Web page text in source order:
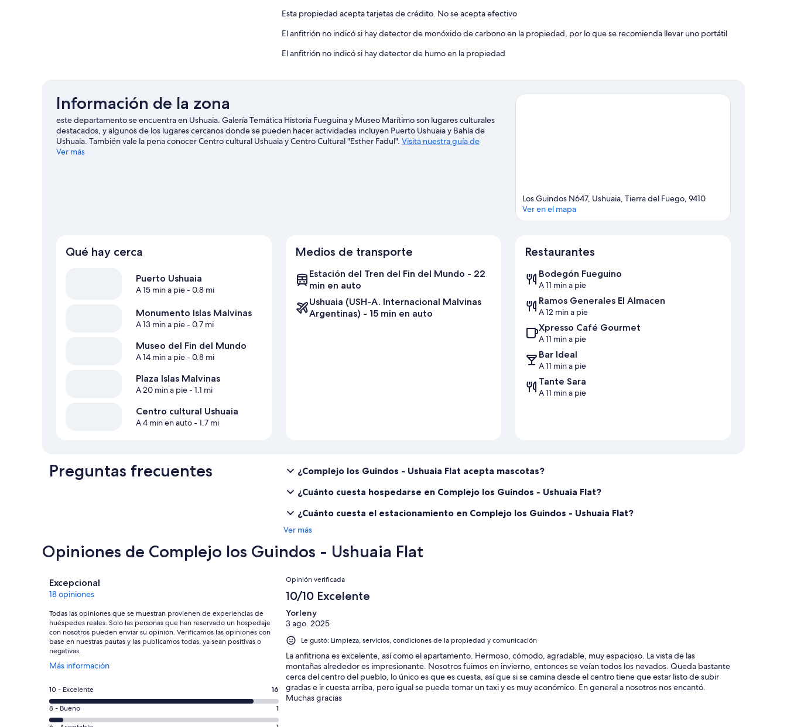
Esta propiedad acepta tarjetas de crédito. No se acepta efectivo
El anfitrión no indicó si hay detector de monóxido de carbono en la propiedad, por lo que se recomienda llevar uno portátil
El anfitrión no indicó si hay detector de humo en la propiedad
Información de la zona
este departamento se encuentra en Ushuaia. Galería Temática Historia Fueguina y Museo Marítimo son lugares culturales
destacados, y algunos de los lugares cercanos donde se pueden hacer actividades incluyen Puerto Ushuaia y Bahía de
Ushuaia. También vale la pena conocer Centro cultural Ushuaia y Centro Cultural "Esther Fadul". Visita nuestra guía de
Ushuaia
Ver más
Los Guindos N647, Ushuaia, Tierra del Fuego, 9410
Ver en el mapa
Qué hay cerca
Puerto Ushuaia
A 15 min a pie- 0.8 mi
Monumento Islas Malvinas
A 13 min a pie- 0.7 mi
Museo del Fin del Mundo
A 14 min a pie- 0.8 mi
Plaza Islas Malvinas
A 20 min a pie- 1.1 mi
Centro cultural Ushuaia
A 4 min en auto- 1.7 mi
Medios de transporte
Estación del Tren del Fin del Mundo - 22
min en auto
Ushuaia (USH-A. Internacional Malvinas
Argentinas) - 15 min en auto
Restaurantes
Bodegón Fueguino
A 11 min a pie
Ramos Generales El Almacen
A 12 min a pie
Xpresso Café Gourmet
A 11 min a pie
Bar Ideal
A 11 min a pie
Tante Sara
A 11 min a pie
Preguntas frecuentes
¿Complejo los Guindos - Ushuaia Flat acepta mascotas?
¿Cuánto cuesta hospedarse en Complejo los Guindos - Ushuaia Flat?
¿Cuánto cuesta el estacionamiento en Complejo los Guindos - Ushuaia Flat?
Ver más
Opiniones de Complejo los Guindos - Ushuaia Flat
Opiniones
Excepcional
18 opiniones
Todas las opiniones que se muestran provienen de experiencias de
huéspedes reales. Solo las personas que han reservado un hospedaje
con nosotros pueden enviar su opinión. Verificamos las opiniones con
base en nuestras pautas y las publicamos todas, ya sean positivas o
negativas.
Más información
Se
en
una
nueva
ventana
Puntuación
de
10,
10 - Excelente 16
Puntuación
de
8 - Bueno 1
Opiniones
Opinión verificada
10/10 Excelente
Yorleny
3 ago. 2025
Le gustó: Limpieza, servicios, condiciones de la propiedad y comunicación
La anfitriona es excelente, así como el apartamento. Hermoso, cómodo, agradable, muy espacioso. La vista de las
montañas alrededor es impresionante. Nosotros fuimos en invierno, entonces se veían todos los nevados. Queda bastante
cerca del centro del pueblo, lo único es que es cuesta, así que si se camina desde el centro tiene que estar listo de subir
gradas e ir cuesta arriba, pero igual se puede tomar un taxi y es muy económico. En general a nosotros nos encantó.
Muchas gracias